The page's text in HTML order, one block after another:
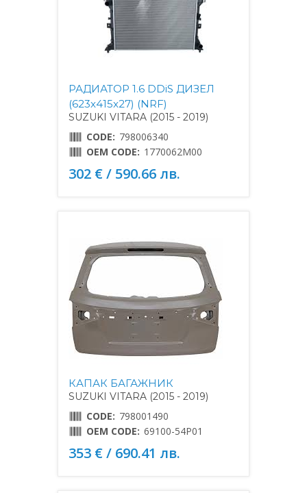
РАДИАТОР 1.6 DDiS ДИЗЕЛ
(623x415x27) (NRF)
SUZUKI VITARA (2015 - 2019)
CODE: 798006340
OEM CODE: 1770062M00
302 € / 590.66 лв.
КАПАК БАГАЖНИК
SUZUKI VITARA (2015 - 2019)
CODE: 798001490
OEM CODE: 69100-54P01
353 € / 690.41 лв.